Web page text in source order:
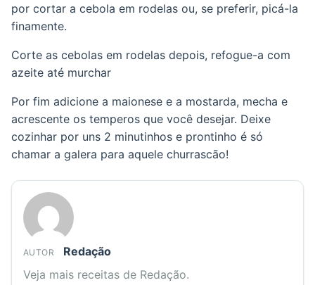
por cortar a cebola em rodelas ou, se preferir, picá-la
finamente.
Corte as cebolas em rodelas depois, refogue-a com
azeite até murchar
Por fim adicione a maionese e a mostarda, mecha e
acrescente os temperos que você desejar. Deixe
cozinhar por uns 2 minutinhos e prontinho é só
chamar a galera para aquele churrascão!
AUTOR
Redação
Veja mais receitas de Redação.